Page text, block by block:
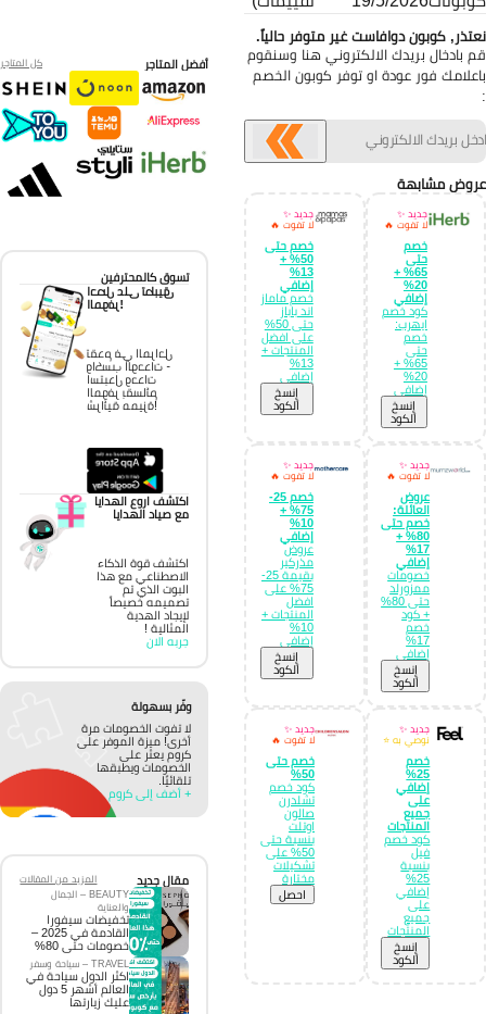
كوبون دوافاست غير متوفر حالياً.
بادخال بريدك الالكتروني هنا وسنقوم
فور عودة او توفر كوبون الخصم
مشابهة
جديد ✨
لا تفوت 🔥
خصم
حتى
65% +
20%
إضافي
كود خصم
ايهرب:
خصم
حتى
65% +
20%
إضافي
إِنسخ
الكود
جديد ✨
لا تفوت 🔥
خصم حتى
50% +
13%
إضافي
خصم ماماز
اند باباز
حتى 50%
على افضل
المنتجات +
13%
إضافي
إِنسخ
الكود
جديد ✨
لا تفوت 🔥
عروض
العائلة:
خصم حتى
80% +
17%
إضافي
خصومات
ممزورلد
حتى 80%
+ كود
خصم
17%
إضافي
إِنسخ
الكود
جديد ✨
لا تفوت 🔥
خصم 25-
75% +
10%
إضافي
عروض
مذركير
بقيمة 25-
75% على
افضل
المنتجات +
10%
إضافي
إِنسخ
الكود
جديد ✨
نوصي به ⭐
خصم
25%
إضافي
على
جميع
المنتجات
كود خصم
فيل
بنسبة
25%
إضافي
على
جميع
المنتجات
إِنسخ
الكود
جديد ✨
لا تفوت 🔥
خصم حتى
50%
كود خصم
تشلدرن
صالون
اوتلت
بنسبة حتى
50% على
تشكيلات
مختارة
احصل
أفضل المتاجر كل المتاجر
تسوق كالمحترفين
احصل على تطبيق
الموفر!
تقدم في المراحل
واكسب الوحدات -
استبدل وحدات
الموفر بقسائم
شرائية مميزة!
اكتشف اروع الهدايا
مع صياد الهدايا
اكتشف قوة الذكاء
الاصطناعي مع هذا
البوت الذي تم
تصميمه خصيصاً
لإيجاد الهدية
المثالية !
جربه الان
وفّر بسهولة
لا تفوت الخصومات مرة
أخرى! ميزة الموفر على
كروم يعثر على
الخصومات ويطبقها
تلقائيًا.
+ أضف إلى كروم
مقال جديد
المزيد من المقالات
BEAUTY – الجمال
والعناية
تخفيضات سيفورا
القادمة في 2025 –
خصومات حتى 80%
TRAVEL – سياحة وسفر
اكثر الدول سياحة في
العالم أشهر 5 دول
عليك زيارتها